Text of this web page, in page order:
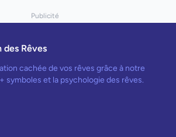
Publicité
Rêves
cachée de vos rêves grâce à notre
symboles et la psychologie des rêves.